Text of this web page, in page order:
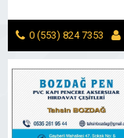
0 (553) 824 7353